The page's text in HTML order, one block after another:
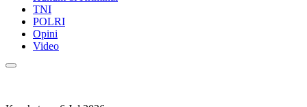
TNI
POLRI
Opini
Video